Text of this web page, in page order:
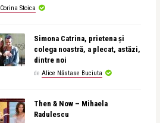
Corina Stoica
Simona Catrina, prietena și
colega noastră, a plecat, astăzi,
dintre noi
de Alice Năstase Buciuta
Then & Now – Mihaela
Radulescu